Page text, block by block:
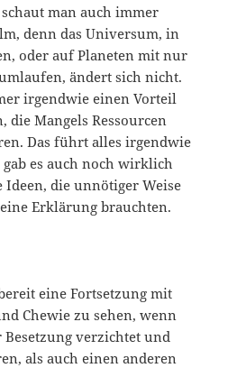
man auch immer
denn das Universum, in
oder auf Planeten mit nur
ändert sich nicht.
irgendwie einen Vorteil
die Mangels Ressourcen
Das führt alles irgendwie
es auch noch wirklich
Ideen, die unnötiger Weise
Erklärung brauchten.
eine Fortsetzung mit
Chewie zu sehen, wenn
Besetzung verzichtet und
als auch einen anderen